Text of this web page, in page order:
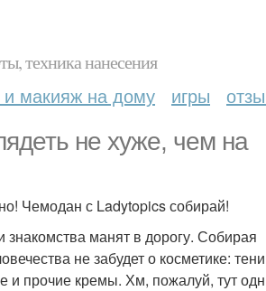
техника нанесения
и макияж на дому игры
не хуже, чем на
Чемодан с Ladytopics собирай!
манят в дорогу. Собирая
не забудет о косметике:
прочие кремы. Хм, пожалуй, тут